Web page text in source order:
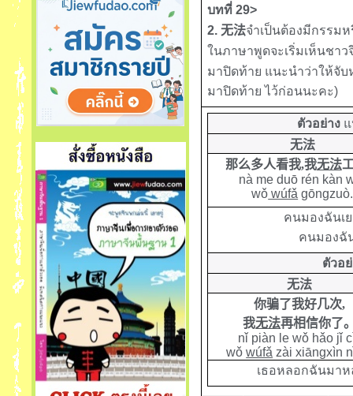
บทที่ 29>
2.无法จำเป็นต้องมีกรรม
ในภาษาพูดจะเริ่มเห็นชา
มาปิดท้าย แนะนำว่าให้จับ
มาปิดท้าย ไว้ก่อนนะคะ)
ตัวอย่าง
无法
那么多人看我,我无法
nà me duō rén kàn
wǒ wúfǎ gōngzuò.
คนมองฉันเ
คนมองฉั
ตัวอ
无法
你骗了我好几次,
我无法再相信你了
nǐ piàn le wǒ hǎo jǐ
wǒwúfǎ zài xiāngxìn
เธอหลอกฉันมา